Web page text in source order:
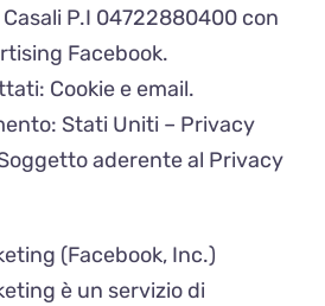
P.I 04722880400 con
Facebook.
Cookie e email.
Stati Uniti – Privacy
aderente al Privacy
(Facebook, Inc.)
è un servizio di